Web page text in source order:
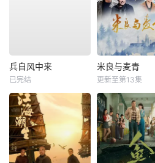
兵自风中来
已完结
米良与麦青
更新至第13集